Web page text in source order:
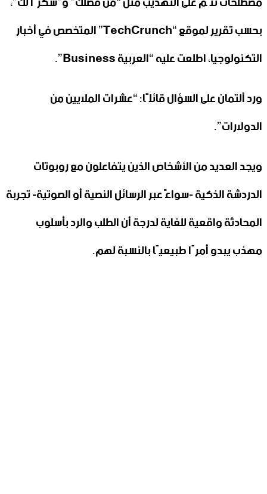
بحسب تقرير لموقع “TechCrunch” المتخصص في أخبار
التكنولوجيا، اطلعت عليه “العربية Business”.
ورد ألتمان على السؤال قائلًا: “عشرات الملايين من
الدولارات”.
ويجد العديد من الأشخاص الذين يتفاعلون مع روبوتات
الدردشة الذكية -سواءً عبر الرسائل النصية أو الصوتية- تجربة
المحادثة واقعية للغاية لدرجة أن الطلب والرد بأسلوب
مهذب يبدو أمرًا طبيعيًا بالنسبة لهم.